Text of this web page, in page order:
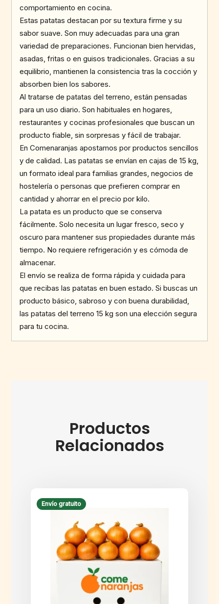
comportamiento en cocina.
Estas patatas destacan por su textura firme y su
sabor suave. Son muy adecuadas para una gran
variedad de preparaciones. Funcionan bien hervidas,
asadas, fritas o en guisos tradicionales. Gracias a su
equilibrio, mantienen la consistencia tras la cocción y
absorben bien los sabores.
Al tratarse de patatas del terreno, están pensadas
para un uso diario. Son habituales en hogares,
restaurantes y cocinas profesionales que buscan un
producto fiable, sin sorpresas y fácil de trabajar.
En Comenaranjas apostamos por productos sencillos
y de calidad. Las patatas se envían en cajas de 15 kg,
un formato ideal para familias grandes, negocios de
hostelería o personas que prefieren comprar en
cantidad y ahorrar en el precio por kilo.
La patata es un producto que se conserva
fácilmente. Solo necesita un lugar fresco, seco y
oscuro para mantener sus propiedades durante más
tiempo. No requiere refrigeración y es cómoda de
almacenar.
El envío se realiza de forma rápida y cuidada para
que recibas las patatas en buen estado. Si buscas un
producto básico, sabroso y con buena durabilidad,
las patatas del terreno 15 kg son una elección segura
para tu cocina.
Productos
Relacionados
Envío gratuito